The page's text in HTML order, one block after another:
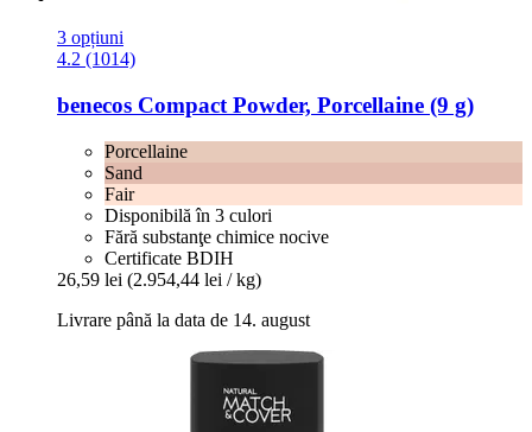
3 opțiuni
4.2 (1014)
benecos Compact Powder, Porcellaine (9 g)
Porcellaine
Sand
Fair
Disponibilă în 3 culori
Fără substanţe chimice nocive
Certificate BDIH
26,59 lei (2.954,44 lei / kg)
Livrare până la data de 14. august